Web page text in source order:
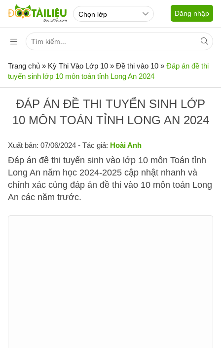
Đăng nhập
Trang chủ » Kỳ Thi Vào Lớp 10 » Đề thi vào 10 » Đáp án đề thi
tuyển sinh lớp 10 môn toán tỉnh Long An 2024
ĐÁP ÁN ĐỀ THI TUYỂN SINH LỚP
10 MÔN TOÁN TỈNH LONG AN 2024
Xuất bản: 07/06/2024 - Tác giả: Hoài Anh
Đáp án đề thi tuyển sinh vào lớp 10 môn Toán tỉnh
Long An năm học 2024-2025 cập nhật nhanh và
chính xác cùng đáp án đề thi vào 10 môn toán Long
An các năm trước.